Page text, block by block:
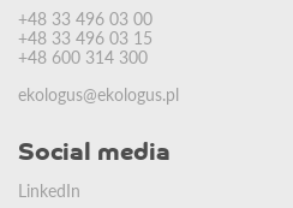
+48 33 496 03 00
+48 33 496 03 15
+48 600 314 300
ekologus@ekologus.pl
Social media
LinkedIn